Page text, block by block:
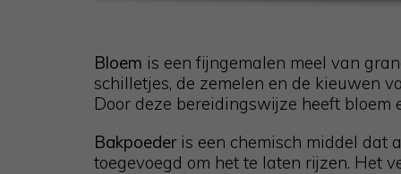
Bloem is een fijngemalen meel van
schilletjes, de zemelen en de kieuwen
Door deze bereidingswijze heeft bloem
Bakpoeder is een chemisch middel dat
toegevoegd om het te laten rijzen. Het